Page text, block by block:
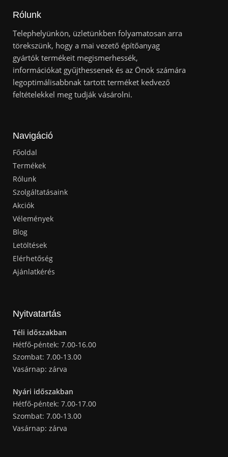
Rólunk
Telephelyünkön, üzletünkben folyamatosan arra
törekszünk, hogy a mai vezető építőanyag
gyártók termékeit megismerhessék,
információkat gyűjthessenek és az Önök számára
legoptimálisabbnak tartott terméket kedvező
feltételekkel meg tudják vásárolni.
Navigáció
Főoldal
Termékek
Rólunk
Szolgáltatásaink
Akciók
Vélemények
Blog
Letöltések
Elérhetőség
Ajánlatkérés
Nyitvatartás
Téli időszakban
Hétfő-péntek: 7.00-16.00
Szombat: 7.00-13.00
Vasárnap: zárva
Nyári időszakban
Hétfő-péntek: 7.00-17.00
Szombat: 7.00-13.00
Vasárnap: zárva